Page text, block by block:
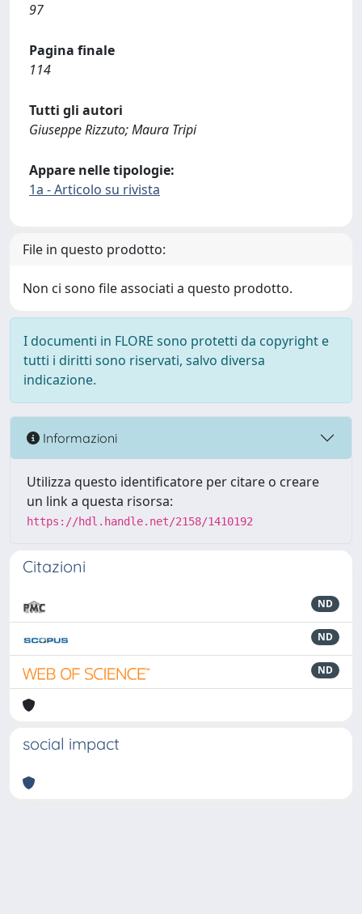
97
Pagina finale
114
Tutti gli autori
Giuseppe Rizzuto; Maura Tripi
Appare nelle tipologie:
1a - Articolo su rivista
File in questo prodotto:
Non ci sono file associati a questo prodotto.
I documenti in FLORE sono protetti da copyright e
tutti i diritti sono riservati, salvo diversa
indicazione.
Informazioni
Utilizza questo identificatore per citare o creare
un link a questa risorsa:
https://hdl.handle.net/2158/1410192
Citazioni
ND
ND
ND
social impact